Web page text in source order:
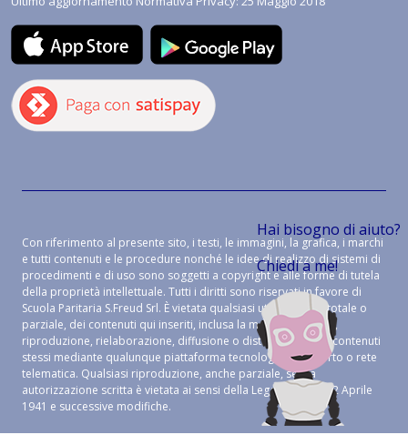
Hai bisogno di aiuto?
Chiedi a me!
Con riferimento al presente sito, i testi, le immagini, la grafica, i marchi
e tutti contenuti e le procedure nonché le idee di realizzo di sistemi di
procedimenti e di uso sono soggetti a copyright e alle forme di tutela
della proprietà intellettuale. Tutti i diritti sono riservati in favore di
Scuola Paritaria S.Freud Srl. È vietata qualsiasi utilizzazione, totale o
parziale, dei contenuti qui inseriti, inclusa la memorizzazione,
riproduzione, rielaborazione, diffusione o distribuzione dei contenuti
stessi mediante qualunque piattaforma tecnologica, supporto o rete
telematica. Qualsiasi riproduzione, anche parziale, senza
autorizzazione scritta è vietata ai sensi della Legge 633 del 22 Aprile
1941 e successive modifiche.
CREDITS:ALEIDE WEB AGENCY